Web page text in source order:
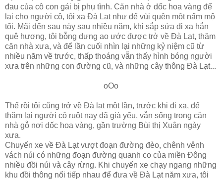
đau của cô con gái bị phụ tình. Căn nhà ở dốc hoa vàng để
lại cho người cô, tôi xa Ðà Lạt như để vùi quên một nấm mộ
tối. Mãi đến sau này sau nhiều năm, khi sắp sửa đi xa hẳn
quê hương, tôi bỗng dưng ao ước được trở về Ðà Lạt, thăm
căn nhà xưa, và để lần cuối nhìn lại những kỷ niệm cũ từ
nhiều năm về trước, thấp thoáng vẫn thấy hình bóng người
xưa trên những con đường cũ, và những cây thông Ðà Lạt...
oOo
Thế rồi tôi cũng trở về Ðà lạt một lần, trước khi đi xa, để
thăm lại người cô ruột nay đã già yếu, vẫn sống trong căn
nhà gỗ nơi dốc hoa vàng, gần trường Bùi thị Xuân ngày
xưa.
Chuyến xe về Ðà Lạt vượt đoạn đường đèo, chênh vênh
vách núi có những đoạn đường quanh co của miền Ðông
nhiều đồi núi và cây rừng. Khi chuyến xe chạy ngang những
khu đồi thông nối tiếp nhau để đưa về Ðà Lạt năm xưa, tôi